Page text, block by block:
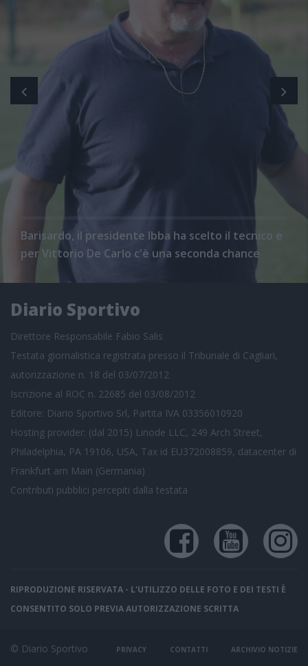
Barisardo, il presidente Ibba ha scelto il tecnico e
per Vittorio De Carlo c'è una seconda chance
Diario Sportivo
Direttore Responsabile Fabio Salis
Testata giornalistica registrata presso il Tribunale di Cagliari,
autorizzazione n. 18 del 03/07/2012
Iscrizione al ROC n. 22685 del 03/08/2012
Editore: Diario Sportivo Srl, Partita IVA 03356010920
Hosting provider: (dal 2015) Linode LLC, 249 Arch Street,
Philadelphia, PA 19106, USA, Tax id EU372008859, datacenter di
Frankfurt am Main (Germania)
Contributi pubblici percepiti dalla testata
RIPRODUZIONE RISERVATA - L'UTILIZZO DELLE FOTO E DEI TESTI È
CONSENTITO SOLO PREVIA AUTORIZZAZIONE SCRITTA
© Diario Sportivo PRIVACY CONTATTI ARCHIVIO NOTIZIE